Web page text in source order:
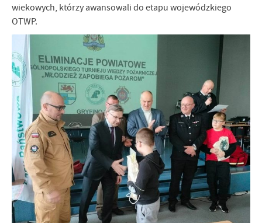
wiekowych, którzy awansowali do etapu wojewódzkiego
OTWP.